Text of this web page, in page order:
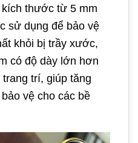
thước từ 5 mm
sử dụng để bảo vệ
khỏi bị trầy xước,
có độ dày lớn hơn
trí, giúp tăng
vệ cho các bề